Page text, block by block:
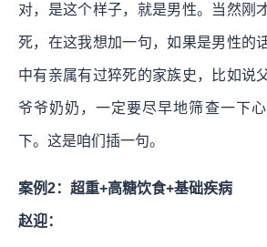
对，是这个样子，就是男性。当然刚
死，在这我想加一句，如果是男性的
中有亲属有过猝死的家族史，比如说
爷爷奶奶，一定要尽早地筛查一下
下。这是咱们插一句。
案例2：超重+高糖饮食+基础疾病
赵迎：